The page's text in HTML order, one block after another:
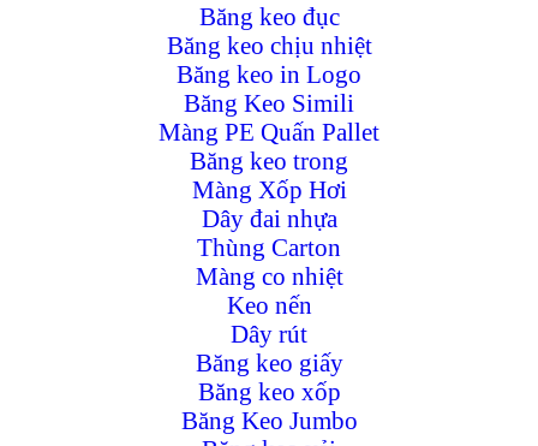
Băng keo đục
Băng keo chịu nhiệt
Băng keo in Logo
Băng Keo Simili
Màng PE Quấn Pallet
Băng keo trong
Màng Xốp Hơi
Dây đai nhựa
Thùng Carton
Màng co nhiệt
Keo nến
Dây rút
Băng keo giấy
Băng keo xốp
Băng Keo Jumbo